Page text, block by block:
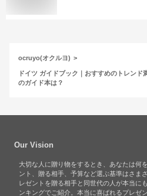
ocruyo(オクルヨ)
ドイツ ガイドブック｜おすすめのトレン
のガイド本は？
Our Vision
大切な人に贈り物をするとき、あなたは何
ント、贈る相手、予算など選ぶ基準はさま
レゼントを贈る相手と同世代の人が本当に
ンキングでご紹介。本当に喜ばれるプレゼ